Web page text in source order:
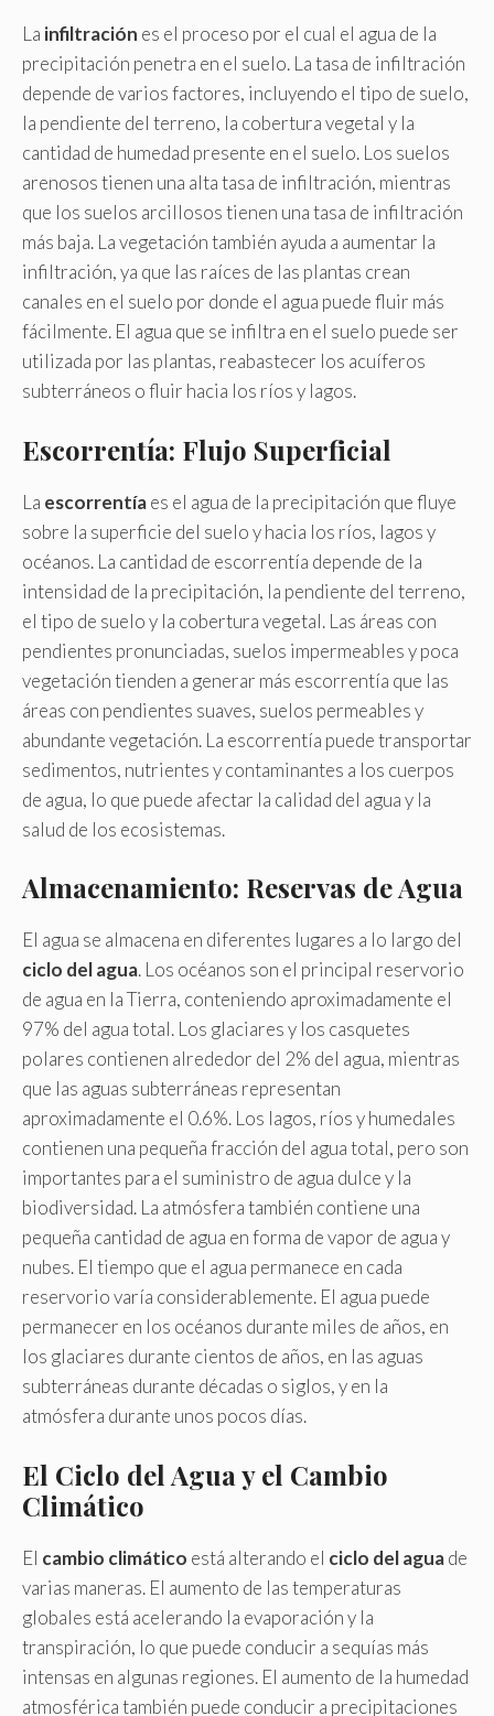
La infiltración es el proceso por el cual el agua de la
precipitación penetra en el suelo. La tasa de infiltración
depende de varios factores, incluyendo el tipo de suelo,
la pendiente del terreno, la cobertura vegetal y la
cantidad de humedad presente en el suelo. Los suelos
arenosos tienen una alta tasa de infiltración, mientras
que los suelos arcillosos tienen una tasa de infiltración
más baja. La vegetación también ayuda a aumentar la
infiltración, ya que las raíces de las plantas crean
canales en el suelo por donde el agua puede fluir más
fácilmente. El agua que se infiltra en el suelo puede ser
utilizada por las plantas, reabastecer los acuíferos
subterráneos o fluir hacia los ríos y lagos.
Escorrentía: Flujo Superficial
La escorrentíaes el agua de la precipitación que fluye
sobre la superficie del suelo y hacia los ríos, lagos y
océanos. La cantidad de escorrentía depende de la
intensidad de la precipitación, la pendiente del terreno,
el tipo de suelo y la cobertura vegetal. Las áreas con
pendientes pronunciadas, suelos impermeables y poca
vegetación tienden a generar más escorrentía que las
áreas con pendientes suaves, suelos permeables y
abundante vegetación. La escorrentía puede transportar
sedimentos, nutrientes y contaminantes a los cuerpos
de agua, lo que puede afectar la calidad del agua y la
salud de los ecosistemas.
Almacenamiento: Reservas de Agua
El agua se almacena en diferentes lugares a lo largo del
ciclo del agua. Los océanos son el principal reservorio
de agua en la Tierra, conteniendo aproximadamente el
97% del agua total. Los glaciares y los casquetes
polares contienen alrededor del 2% del agua, mientras
que las aguas subterráneas representan
aproximadamente el 0.6%. Los lagos, ríos y humedales
contienen una pequeña fracción del agua total, pero son
importantes para el suministro de agua dulce y la
biodiversidad. La atmósfera también contiene una
pequeña cantidad de agua en forma de vapor de agua y
nubes. El tiempo que el agua permanece en cada
reservorio varía considerablemente. El agua puede
permanecer en los océanos durante miles de años, en
los glaciares durante cientos de años, en las aguas
subterráneas durante décadas o siglos, y en la
atmósfera durante unos pocos días.
El Ciclo del Agua y el Cambio
Climático
El cambio climático está alterando el ciclo del aguade
varias maneras. El aumento de las temperaturas
globales está acelerando la evaporación y la
transpiración, lo que puede conducir a sequías más
intensas en algunas regiones. El aumento de la humedad
atmosférica también puede conducir a precipitaciones